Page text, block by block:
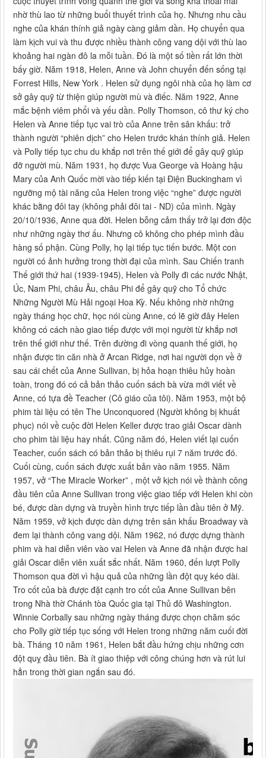
nhờ thù lao từ những buổi thuyết trình của họ. Nhưng nhu cầu
nghe của khán thính giả ngày càng giảm dần. Họ chuyển qua
làm kịch vui và thu được nhiều thành công vang dội với thù lao
khoảng hai ngàn đô la mỗi tuần. Đó là một số tiền rất lớn thời
bấy giờ. Năm 1918, Helen, Anne và John chuyển đến sống tại
Forrest Hills, New York . Helen sử dụng ngôi nhà của họ làm cơ
sở gây quỹ từ thiện giúp người mù và điếc. Năm 1922, Anne
mắc bệnh viêm phổi và yếu dần. Polly Thomson, cô thư ký cho
Helen và Anne tiếp tục vai trò của Anne trên sân khấu: trở
thành người “phiên dịch” cho Helen trước khán thính giả. Helen
và Polly tiếp tục chu du khắp nơi trên thế giới để gây quỹ giúp
đỡ người mù. Năm 1931, họ được Vua George và Hoàng hậu
Mary của Anh Quốc mời vào tiếp kiến tại Điện Buckingham vì
ngưỡng mộ tài năng của Helen trong việc “nghe” được người
khác bằng đôi tay (không phải đôi tai - ND) của mình. Ngày
20/10/1936, Anne qua đời. Helen bỗng cảm thấy trở lại đơn độc
như những ngày thơ ấu. Nhưng cô không cho phép mình đầu
hàng số phận. Cùng Polly, họ lại tiếp tục tiến bước. Một con
người có ảnh hưởng trong thời đại của mình. Sau Chiến tranh
Thế giới thứ hai (1939-1945), Helen và Polly đi các nước Nhật,
Úc, Nam Phi, châu Âu, châu Phi để gây quỹ cho Tổ chức
Những Người Mù Hải ngoại Hoa Kỳ. Nếu không nhờ những
ngày tháng học chữ, học nói cùng Anne, có lẽ giờ đây Helen
không có cách nào giao tiếp được với mọi người từ khắp nơi
trên thế giới như thế. Trên đường đi vòng quanh thế giới, họ
nhận được tin căn nhà ở Arcan Ridge, nơi hai người dọn về ở
sau cái chết của Anne Sullivan, bị hỏa hoạn thiêu hủy hoàn
toàn, trong đó có cả bản thảo cuốn sách bà vừa mới viết về
Anne, có tựa đề Teacher (Cô giáo của tôi). Năm 1953, một bộ
phim tài liệu có tên The Unconquored (Người không bị khuất
phục) nói về cuộc đời Helen Keller được trao giải Oscar dành
cho phim tài liệu hay nhất. Cũng năm đó, Helen viết lại cuốn
Teacher, cuốn sách có bản thảo bị thiêu rụi 7 năm trước đó.
Cuối cùng, cuốn sách được xuất bản vào năm 1955. Năm
1957, vở “The Miracle Worker” , một vở kịch nói về thành công
đầu tiên của Anne Sullivan trong việc giao tiếp với Helen khi còn
bé, được dàn dựng và truyền hình trực tiếp lần đầu tiên ở Mỹ.
Năm 1959, vở kịch được dàn dựng trên sân khấu Broadway và
đem lại thành công vang dội. Năm 1962, nó được dựng thành
phim và hai diễn viên vào vai Helen và Anne đã nhận được hai
giải Oscar diễn viên xuất sắc nhất. Năm 1960, đến lượt Polly
Thomson qua đời vì hậu quả của những lần đột quỵ kéo dài.
Tro cốt của bà được đặt cạnh tro cốt của Anne Sullivan bên
trong Nhà thờ Chánh tòa Quốc gia tại Thủ đô Washington.
Winnie Corbally sau những ngày tháng được chọn chăm sóc
cho Polly giờ tiếp tục sống với Helen trong những năm cuối đời
bà. Tháng 10 năm 1961, Helen bắt đầu hứng chịu những cơn
đột quỵ đầu tiên. Bà ít giao thiệp với công chúng hơn và rút lui
hẳn trong thời gian ngắn sau đó.